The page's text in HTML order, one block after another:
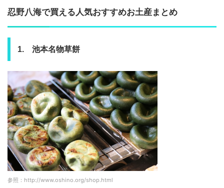
忍野八海で買える人気おすすめお土産まとめ
1. 池本名物草餅
参照：http://www.oshino.org/shop.html